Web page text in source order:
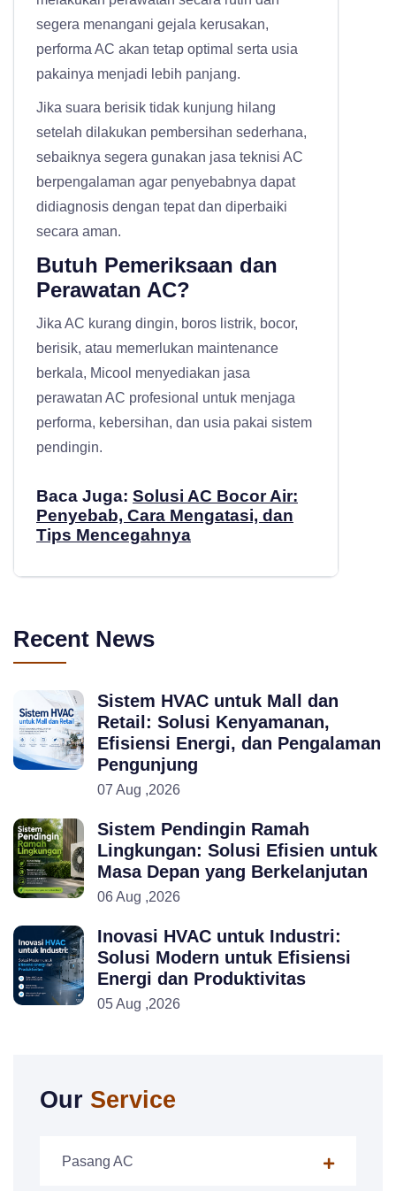
segera menangani gejala kerusakan,
performa AC akan tetap optimal serta usia
pakainya menjadi lebih panjang.
Jika suara berisik tidak kunjung hilang
setelah dilakukan pembersihan sederhana,
sebaiknya segera gunakan jasa teknisi AC
berpengalaman agar penyebabnya dapat
didiagnosis dengan tepat dan diperbaiki
secara aman.
Butuh Pemeriksaan dan
Perawatan AC?
Jika AC kurang dingin, boros listrik, bocor,
berisik, atau memerlukan maintenance
berkala, Micool menyediakan jasa
perawatan AC profesional untuk menjaga
performa, kebersihan, dan usia pakai sistem
pendingin.
Baca Juga: Solusi AC Bocor Air:
Penyebab, Cara Mengatasi, dan
Tips Mencegahnya
Recent News
Sistem HVAC untuk Mall dan
Retail: Solusi Kenyamanan,
Efisiensi Energi, dan Pengalaman
Pengunjung
07 Aug ,2026
Sistem Pendingin Ramah
Lingkungan: Solusi Efisien untuk
Masa Depan yang Berkelanjutan
06 Aug ,2026
Inovasi HVAC untuk Industri:
Solusi Modern untuk Efisiensi
Energi dan Produktivitas
05 Aug ,2026
Our Service
Pasang AC